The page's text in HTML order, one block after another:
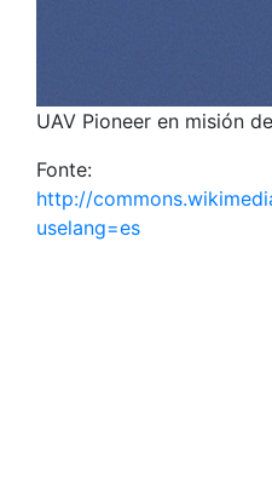
UAV Pioneer en misión
Fonte:
http://
uselang=es